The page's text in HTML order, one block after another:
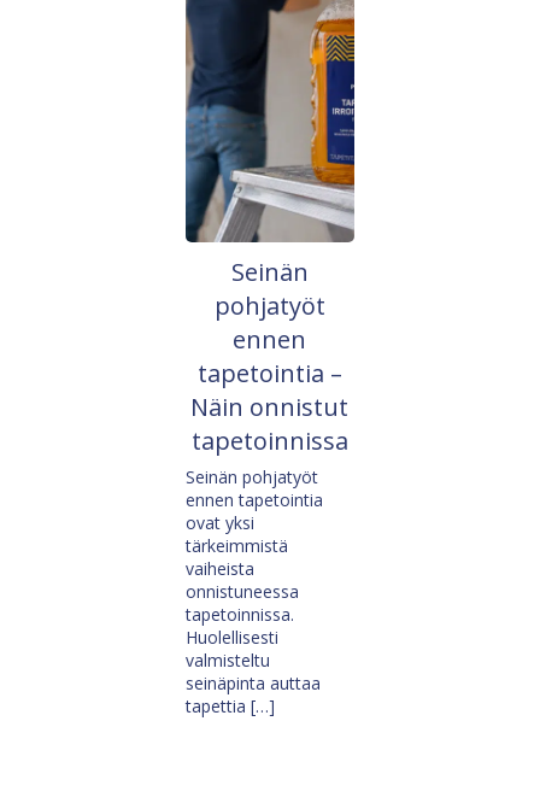
Seinän
pohjatyöt
ennen
tapetointia –
Näin onnistut
tapetoinnissa
Seinän pohjatyöt
ennen tapetointia
ovat yksi
tärkeimmistä
vaiheista
onnistuneessa
tapetoinnissa.
Huolellisesti
valmisteltu
seinäpinta auttaa
tapettia […]